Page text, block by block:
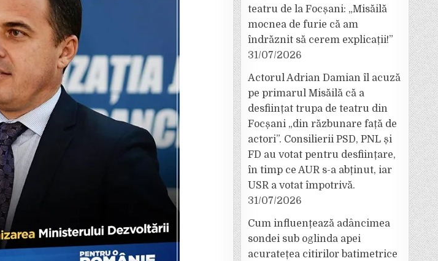
teatru de la Focșani: „Misăilă
mocnea de furie că am
îndrăznit să cerem explicații!”
31/07/2026
Actorul Adrian Damian îl acuză
pe primarul Misăilă că a
desființat trupa de teatru din
Focșani „din răzbunare față de
actori”. Consilierii PSD, PNL și
FD au votat pentru desființare,
în timp ce AUR s-a abținut, iar
USR a votat împotrivă.
31/07/2026
Cum influențează adâncimea
sondei sub oglinda apei
acuratețea citirilor batimetrice